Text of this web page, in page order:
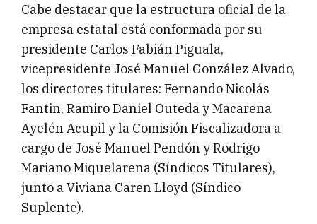
Cabe destacar que la estructura oficial de la
empresa estatal está conformada por su
presidente Carlos Fabián Piguala,
vicepresidente José Manuel González Alvado,
los directores titulares: Fernando Nicolás
Fantin, Ramiro Daniel Outeda y Macarena
Ayelén Acupil y la Comisión Fiscalizadora a
cargo de José Manuel Pendón y Rodrigo
Mariano Miquelarena (Síndicos Titulares),
junto a Viviana Caren Lloyd (Síndico
Suplente).